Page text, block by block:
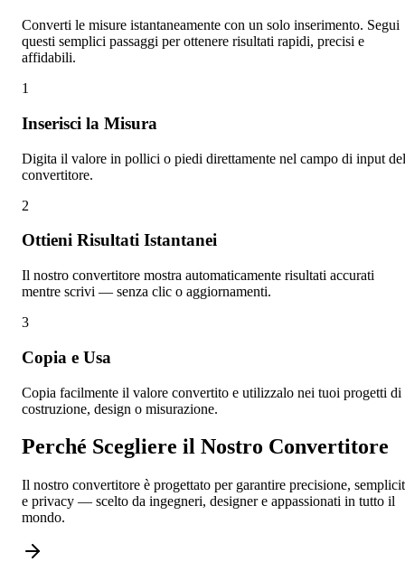
Converti le misure istantaneamente con un solo inserimento. Segui
questi semplici passaggi per ottenere risultati rapidi, precisi e
affidabili.
1
Inserisci la Misura
Digita il valore in pollici o piedi direttamente nel campo di input del
convertitore.
2
Ottieni Risultati Istantanei
Il nostro convertitore mostra automaticamente risultati accurati
mentre scrivi — senza clic o aggiornamenti.
3
Copia e Usa
Copia facilmente il valore convertito e utilizzalo nei tuoi progetti di
costruzione, design o misurazione.
Perché Scegliere il Nostro Convertitore
Il nostro convertitore è progettato per garantire precisione,
e privacy — scelto da ingegneri, designer e appassionati in tutto il
mondo.